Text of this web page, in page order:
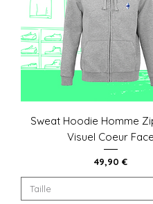
Sweat Hoodie Homme
Visuel Coeur Face
Prix
49,90 €